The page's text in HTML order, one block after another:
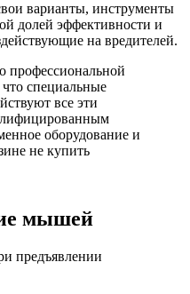
варианты, инструменты
долей эффективности и
на вредителей.
профессиональной
специальные
все эти
оборудование и
не купить
мышей
предъявлении